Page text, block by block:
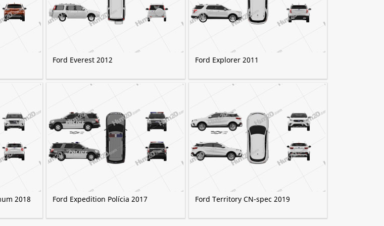
Ford Everest 2012 Ford Explorer 2011
2018 Ford Expedition Polícia 2017 Ford Territory CN-spec 2019